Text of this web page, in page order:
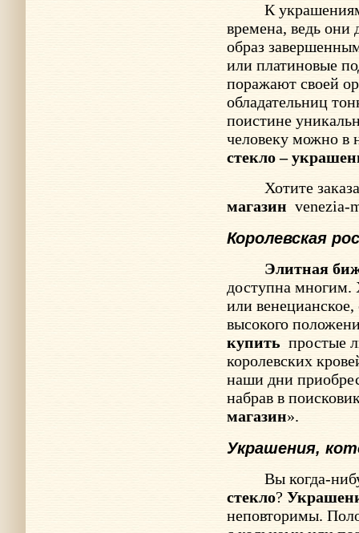
К
времена, ведь
образ
или платиновые
поражают своей
обладательниц
поистине
человеку можно в
стекло –
Хотите
магазин venezia-
Королевская
Элитная
доступна многим.
или
высокого
купить простые
королевских
наши дни
набрав в
магазин».
Украшения,
Вы когда-
стекло?
неповторимы.